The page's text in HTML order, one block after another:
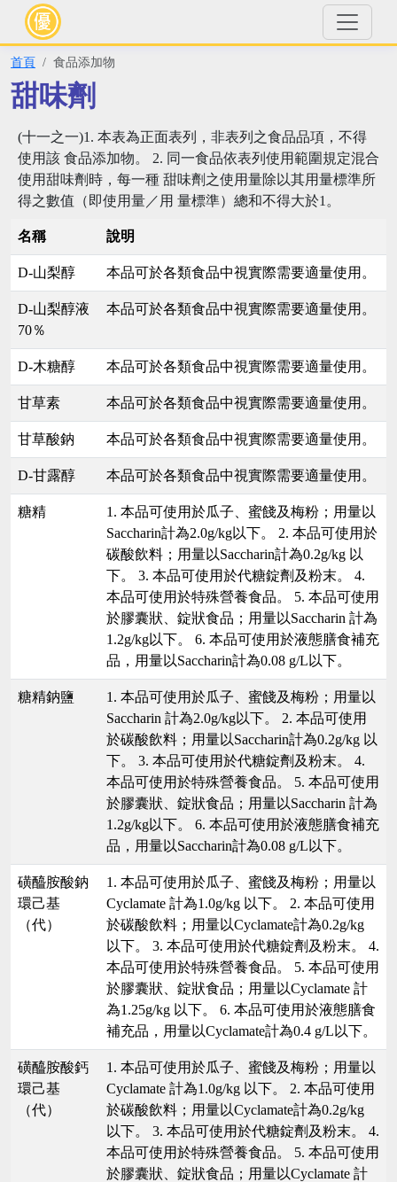
首頁 食品添加物
甜味劑
(十一之一)1. 本表為正面表列，非表列之食品品項，不得
使用該 食品添加物。 2. 同一食品依表列使用範圍規定混合
使用甜味劑時，每一種 甜味劑之使用量除以其用量標準所
得之數值（即使用量／用 量標準）總和不得大於1。
名稱 說明
D-山梨醇 本品可於各類食品中視實際需要適量使用。
D-山梨醇液
70％
本品可於各類食品中視實際需要適量使用。
D-木糖醇 本品可於各類食品中視實際需要適量使用。
甘草素 本品可於各類食品中視實際需要適量使用。
甘草酸鈉 本品可於各類食品中視實際需要適量使用。
D-甘露醇 本品可於各類食品中視實際需要適量使用。
糖精
1. 本品可使用於瓜子、蜜餞及梅粉；用量以
Saccharin計為2.0g/kg以下。 2. 本品可使用於
碳酸飲料；用量以Saccharin計為0.2g/kg 以
下。 3. 本品可使用於代糖錠劑及粉末。 4.
本品可使用於特殊營養食品。 5. 本品可使用
於膠囊狀、錠狀食品；用量以Saccharin 計為
1.2g/kg以下。 6. 本品可使用於液態膳食補充
品，用量以Saccharin計為0.08 g/L以下。
糖精鈉鹽
1. 本品可使用於瓜子、蜜餞及梅粉；用量以
Saccharin 計為2.0g/kg以下。 2. 本品可使用
於碳酸飲料；用量以Saccharin計為0.2g/kg 以
下。 3. 本品可使用於代糖錠劑及粉末。 4.
本品可使用於特殊營養食品。 5. 本品可使用
於膠囊狀、錠狀食品；用量以Saccharin 計為
1.2g/kg以下。 6. 本品可使用於液態膳食補充
品，用量以Saccharin計為0.08 g/L以下。
磺醯胺酸鈉
環己基
（代）
1. 本品可使用於瓜子、蜜餞及梅粉；用量以
Cyclamate 計為1.0g/kg 以下。 2. 本品可使用
於碳酸飲料；用量以Cyclamate計為0.2g/kg
以下。 3. 本品可使用於代糖錠劑及粉末。 4.
本品可使用於特殊營養食品。 5. 本品可使用
於膠囊狀、錠狀食品；用量以Cyclamate 計
為1.25g/kg 以下。 6. 本品可使用於液態膳食
補充品，用量以Cyclamate計為0.4 g/L以下。
磺醯胺酸鈣
環己基
（代）
1. 本品可使用於瓜子、蜜餞及梅粉；用量以
Cyclamate 計為1.0g/kg 以下。 2. 本品可使用
於碳酸飲料；用量以Cyclamate計為0.2g/kg
以下。 3. 本品可使用於代糖錠劑及粉末。 4.
本品可使用於特殊營養食品。 5. 本品可使用
於膠囊狀、錠狀食品；用量以Cyclamate 計